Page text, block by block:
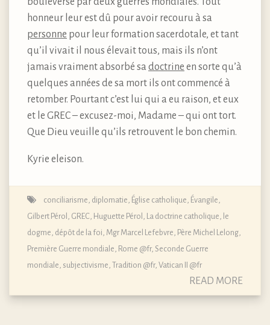
honneur leur est dû pour avoir recouru à sa
personne pour leur formation sacerdotale, et tant
qu’il vivait il nous élevait tous, mais ils n’ont
jamais vraiment absorbé sa doctrine en sorte qu’à
quelques années de sa mort ils ont commencé à
retomber. Pourtant c’est lui qui a eu raison, et eux
et le GREC – excusez-moi, Madame – qui ont tort.
Que Dieu veuille qu’ils retrouvent le bon chemin.
Kyrie eleison.
conciliarisme diplomatie Église catholique Évangile
Gilbert Pérol GREC Huguette Pérol La doctrine catholique, le
dogme, dépôt de la foi Mgr Marcel Lefebvre Père Michel Lelong
Première Guerre mondiale Rome @fr, Seconde Guerre
mondiale subjectivisme Tradition @fr, Vatican II @fr
READ MORE